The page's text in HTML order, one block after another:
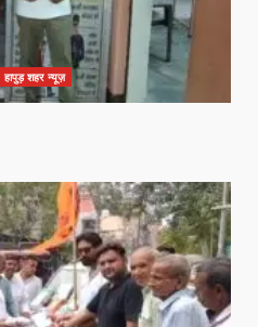
शहर न्यूज़